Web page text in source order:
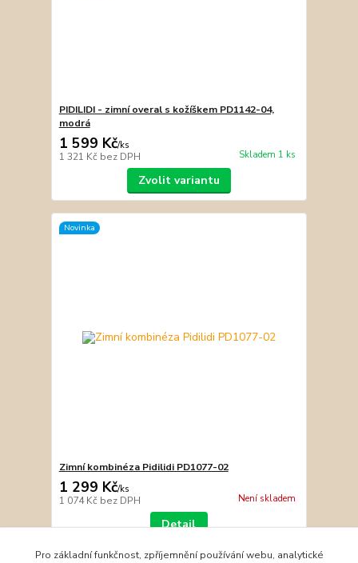
PIDILIDI - zimní overal s kožíškem PD1142-04,
modrá
1 599 Kč/ks
1 321 Kč bez DPH Skladem 1 ks
Zvolit variantu
Novinka
Zimní kombinéza Pidilidi PD1077-02
1 299 Kč/ks
1 074 Kč bez DPH Není skladem
Detail
Pro základní funkčnost, zpříjemnění používání webu, analytické